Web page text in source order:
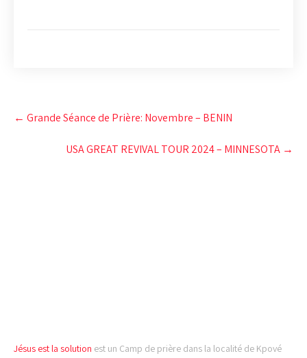
Post
navigation
← Grande Séance de Prière: Novembre – BENIN
USA GREAT REVIVAL TOUR 2024 – MINNESOTA →
Jésus est la solution est un Camp de prière dans la localité de Kpové